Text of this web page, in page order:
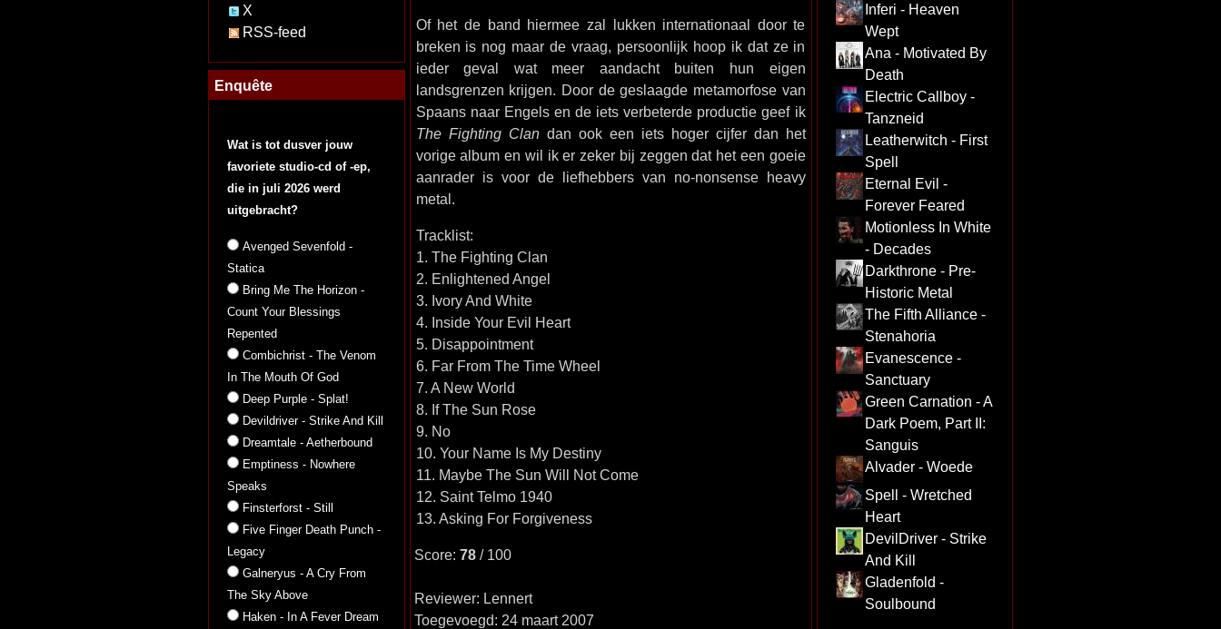
X
RSS-feed
Enquête
Wat is tot dusver jouw
favoriete studio-cd of -ep,
die in juli 2026 werd
uitgebracht?
Avenged Sevenfold -
Statica
Bring Me The Horizon -
Count Your Blessings
Repented
Combichrist - The Venom
In The Mouth Of God
Deep Purple - Splat!
Devildriver - Strike And Kill
Dreamtale - Aetherbound
Emptiness - Nowhere
Speaks
Finsterforst - Still
Five Finger Death Punch -
Legacy
Galneryus - A Cry From
The Sky Above
Haken - In A Fever Dream
Of het de band hiermee zal lukken internationaal door te
breken is nog maar de vraag, persoonlijk hoop ik dat ze in
ieder geval wat meer aandacht buiten hun eigen
landsgrenzen krijgen. Door de geslaagde metamorfose van
Spaans naar Engels en de iets verbeterde productie geef ik
The Fighting Clandan ook een iets hoger cijfer dan het
vorige album en wil ik er zeker bij zeggen dat het een goeie
aanrader is voor de liefhebbers van no-nonsense heavy
metal.
Tracklist:
1. The Fighting Clan
2. Enlightened Angel
3. Ivory And White
4. Inside Your Evil Heart
5. Disappointment
6. Far From The Time Wheel
7. A New World
8. If The Sun Rose
9. No
10. Your Name Is My Destiny
11. Maybe The Sun Will Not Come
12. Saint Telmo 1940
13. Asking For Forgiveness
Score: 78/ 100
Reviewer: Lennert
Toegevoegd: 24 maart 2007
Inferi - Heaven
Wept
Ana - Motivated By
Death
Electric Callboy -
Tanzneid
Leatherwitch - First
Spell
Eternal Evil -
Forever Feared
Motionless In White
- Decades
Darkthrone - Pre-
Historic Metal
The Fifth Alliance -
Stenahoria
Evanescence -
Sanctuary
Green Carnation - A
Dark Poem, Part II:
Sanguis
Alvader - Woede
Spell - Wretched
Heart
DevilDriver - Strike
And Kill
Gladenfold -
Soulbound